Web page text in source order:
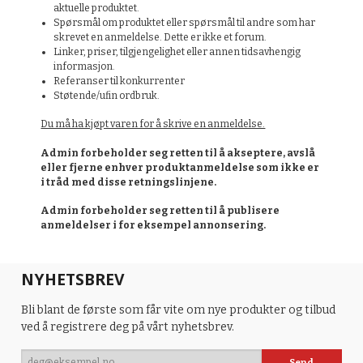
aktuelle produktet.
Spørsmål om produktet eller spørsmål til andre som har
skrevet en anmeldelse. Dette er ikke et forum.
Linker, priser, tilgjengelighet eller annen tidsavhengig
informasjon.
Referanser til konkurrenter
Støtende/ufin ordbruk.
Du må ha kjøpt varen for å skrive en anmeldelse.
Admin forbeholder seg retten til å akseptere, avslå
eller fjerne enhver produktanmeldelse som ikke er
i tråd med disse retningslinjene.
Admin forbeholder seg retten til å publisere
anmeldelser i for eksempel annonsering.
NYHETSBREV
Bli blant de første som får vite om nye produkter og tilbud
ved å registrere deg på vårt nyhetsbrev.